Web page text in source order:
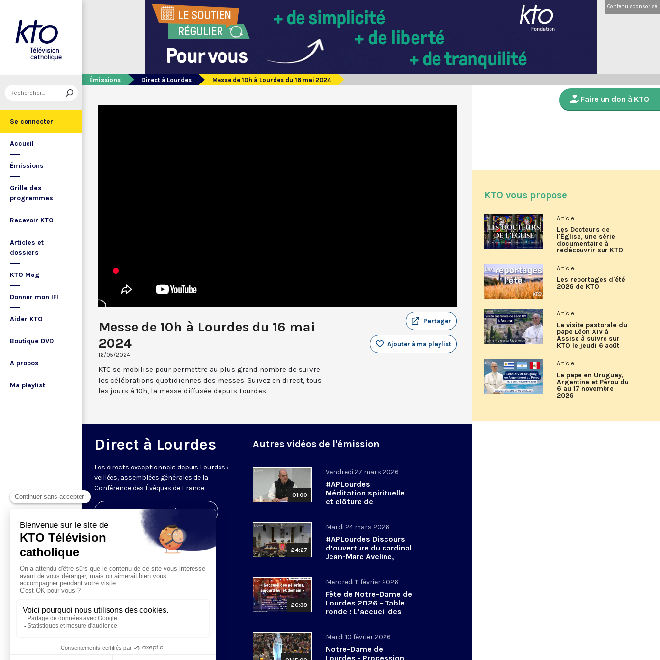
Se connecter
Accueil
Émissions
Grille des
programmes
Recevoir KTO
Articles et
dossiers
KTO Mag
Donner mon IFI
Aider KTO
Boutique DVD
A propos
Ma playlist
Contenu sponsorisé
Émissions Direct à Lourdes Messe de 10h à Lourdes du 16 mai 2024
Messe de 10h à Lourdes du 16 mai
2024
16/05/2024
Partager
Ajouter à ma playlist
KTO se mobilise pour permettre au plus grand nombre de suivre
les célébrations quotidiennes des messes. Suivez en direct, tous
les jours à 10h, la messe diffusée depuis Lourdes.
Direct à Lourdes
Les directs exceptionnels depuis Lourdes :
veillées, assemblées générales de la
Conférence des Évêques de France...
Visiter la page de l'émission
Autres vidéos de l'émission
01:00
Vendredi 27 mars 2026
#APLourdes
Méditation spirituelle
et clôture de
l’Assemblée des
mars 2026
24:27
Mardi 24 mars 2026
#APLourdes Discours
d’ouverture du cardinal
Jean-Marc Aveline,
président de la CEF -
26:38
Mercredi 11 février 2026
Fête de Notre-Dame de
Lourdes 2026 - Table
ronde : L’accueil des
pèlerins, aujourd’hui et
Mardi 10 février 2026
Notre-Dame de
Lourdes - Procession
Faire un don à KTO
KTO vous propose
Article
Les Docteurs de
l'Église, une série
documentaire à
redécouvrir sur KTO
Article
Les reportages d'été
2026 de KTO
Article
La visite pastorale du
pape Léon XIV à
Assise à suivre sur
KTO le jeudi 6 août
Article
Le pape en Uruguay,
Argentine et Pérou du
6 au 17 novembre
2026